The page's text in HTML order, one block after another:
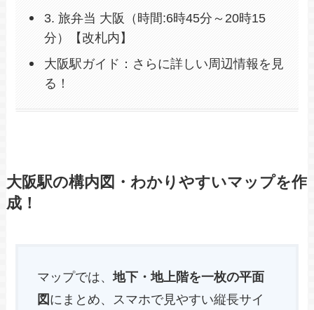
3. 旅弁当 大阪（時間:6時45分～20時15
分）【改札内】
大阪駅ガイド：さらに詳しい周辺情報を見
る！
大阪駅の構内図・わかりやすいマップを作
成！
マップでは、地下・地上階を一枚の平面
図 にまとめ、スマホで見やすい縦長サイ